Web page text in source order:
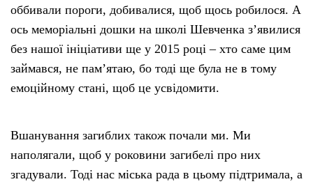
оббивали пороги, добивалися, щоб щось робилося. А
ось меморіальні дошки на школі Шевченка з’явилися
без нашої ініціативи ще у 2015 році – хто саме цим
займався, не пам’ятаю, бо тоді ще була не в тому
емоційному стані, щоб це усвідомити.
Вшанування загиблих також почали ми. Ми
наполягали, щоб у роковини загибелі про них
згадували. Тоді нас міська рада в цьому підтримала, а